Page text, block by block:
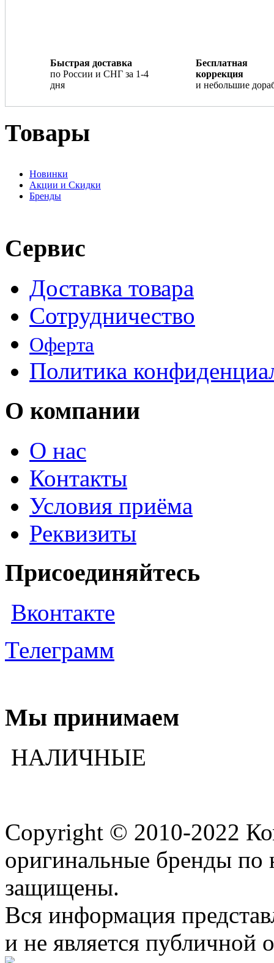
Быстрая доставка
по России и СНГ за 1-4
дня
Бесплатная
коррекция
и небольшие
Товары
Новинки
Акции и Скидки
Бренды
Сервис
Доставка товара
Сотрудничество
Оферта
Политика
О компании
О нас
Контакты
Условия приёма
Реквизиты
Присоединяйтесь
Вконтакте
Телеграмм
Мы принимаем
НАЛИЧНЫЕ
Copyright © 2010-2022
оригинальные бренды по
защищены.
Вся информация
и не является публичной